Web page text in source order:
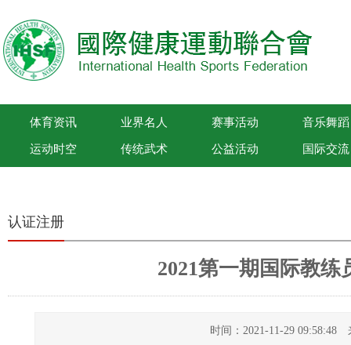
体育资讯 业界名人 赛事活动 音乐舞蹈
运动时空 传统武术 公益活动 国际交流
认证注册
2021第一期国际教
时间：2021-11-29